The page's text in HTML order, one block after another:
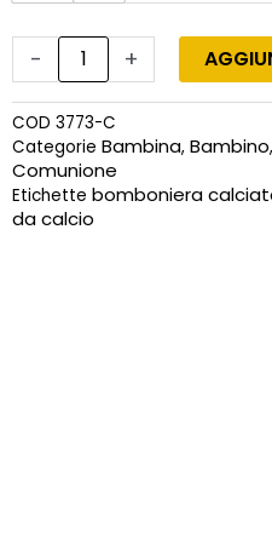
- +
COD 3773-C
Categorie Bambina, Bambino,
Comunione
Etichette bomboniera
da calcio